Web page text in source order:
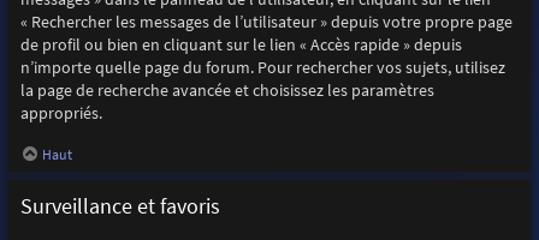
« Rechercher les messages de l’utilisateur » depuis votre propre page
de profil ou bien en cliquant sur le lien « Accès rapide » depuis
n’importe quelle page du forum. Pour rechercher vos sujets, utilisez
la page de recherche avancée et choisissez les paramètres
appropriés.
Haut
Surveillance et favoris